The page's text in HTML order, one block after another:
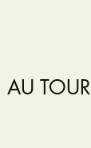
TOUR